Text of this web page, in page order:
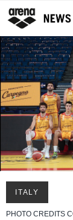
ITALY
PHOTO CREDITS